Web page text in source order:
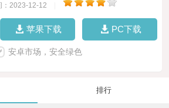
：2023-12-12
苹果下载 PC下载
安卓市场，安全绿色
排行